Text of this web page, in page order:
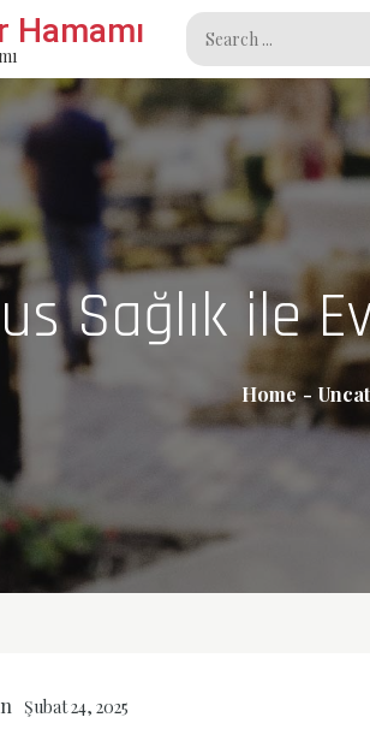
Hamamı
Search
for:
Sağlık ile
Home
Şubat 24, 2025